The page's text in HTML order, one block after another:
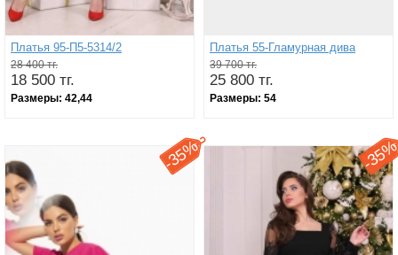
Платья 95-П5-5314/2
28 400 тг.
18 500 тг.
Размеры: 42,44
Платья 55-Гламурная дива
39 700 тг.
25 800 тг.
Размеры: 54
-
35% -